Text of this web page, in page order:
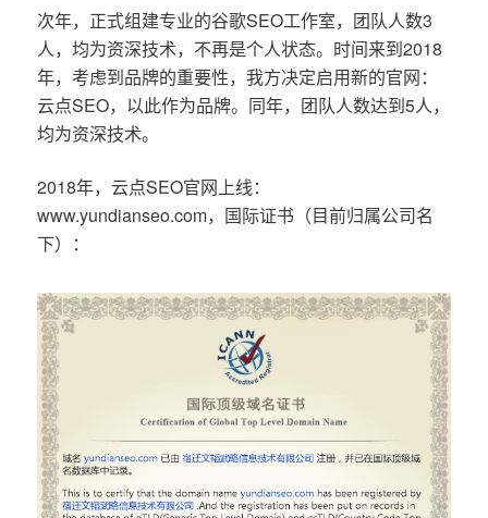
次年，正式组建专业的谷歌SEO工作室，团队人数3
人，均为资深技术，不再是个人状态。时间来到2018
年，考虑到品牌的重要性，我方决定启用新的官网：
云点SEO，以此作为品牌。同年，团队人数达到5人，
均为资深技术。
2018年，云点SEO官网上线：
www.yundianseo.com，国际证书（目前归属公司名
下）：